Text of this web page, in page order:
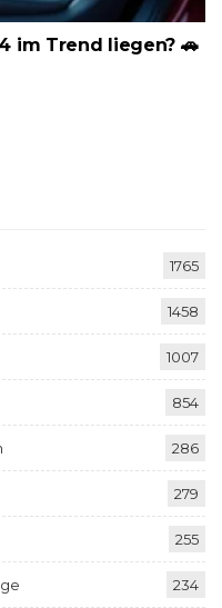
im Trend liegen? 🚗
1765
1458
1007
854
286
279
255
234